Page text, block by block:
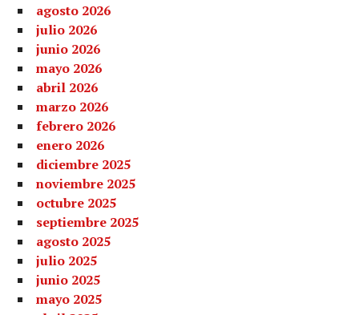
agosto 2026
julio 2026
junio 2026
mayo 2026
abril 2026
marzo 2026
febrero 2026
enero 2026
diciembre 2025
noviembre 2025
octubre 2025
septiembre 2025
agosto 2025
julio 2025
junio 2025
mayo 2025